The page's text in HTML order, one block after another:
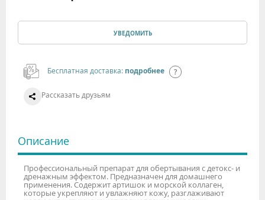
УВЕДОМИТЬ
Бесплатная доставка: подробнее
Рассказать друзьям
Описание
Профессиональный препарат для обертывания с детокс- и
дренажным эффектом. Предназначен для домашнего
применения. Содержит артишок и морской коллаген,
которые укрепляют и увлажняют кожу, разглаживают